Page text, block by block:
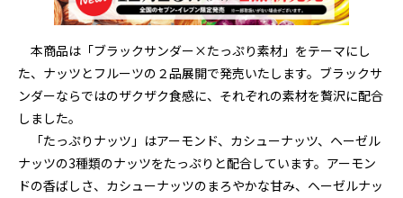
本商品は「ブラックサンダー×たっぷり素材」をテーマにし
た、ナッツとフルーツの２品展開で発売いたします。ブラックサ
ンダーならではのザクザク食感に、それぞれの素材を贅沢に配合
しました。
「たっぷりナッツ」はアーモンド、カシューナッツ、ヘーゼル
ナッツの3種類のナッツをたっぷりと配合しています。アーモン
ドの香ばしさ、カシューナッツのまろやかな甘み、ヘーゼルナッ